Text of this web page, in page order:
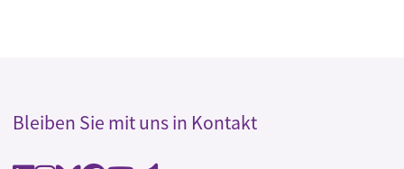
Bleiben Sie mit uns in Kontakt